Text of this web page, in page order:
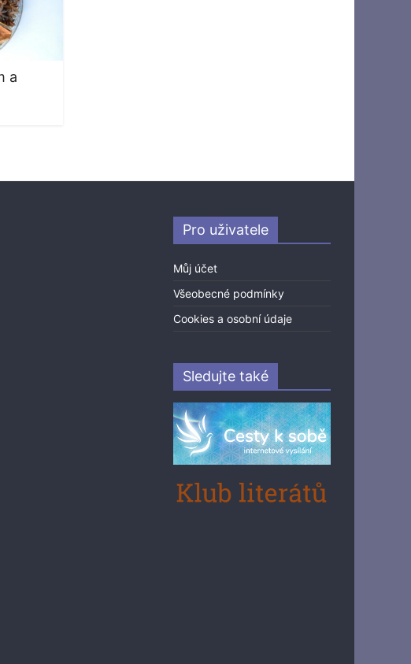
a
Pro uživatele
Můj účet
Všeobecné podmínky
Cookies a osobní údaje
Sledujte také